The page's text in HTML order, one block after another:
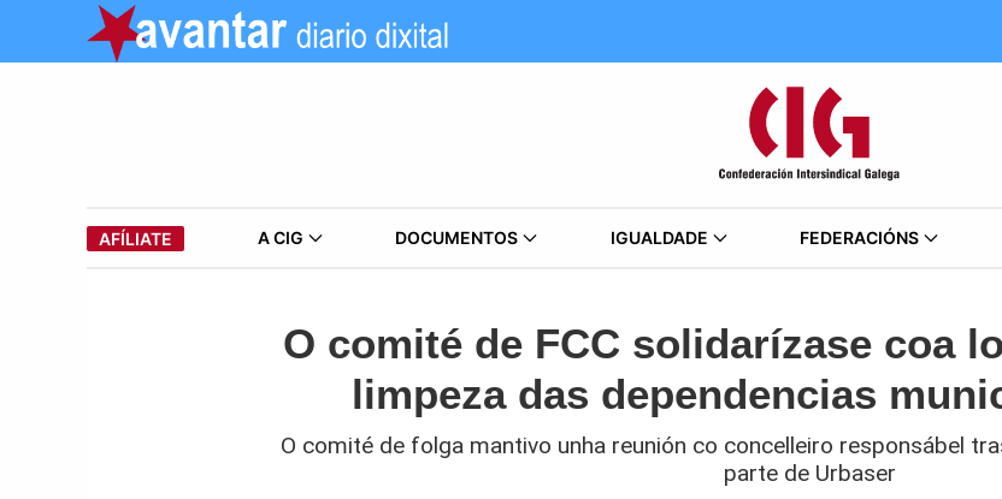
AFÍLIATE A CIG DOCUMENTOS IGUALDADE FEDERACIÓNS
O comité de FCC solidarízase coa
limpeza das dependencias
O comité de folga mantivo unha reunión co concelleiro responsábel
parte de Urbaser